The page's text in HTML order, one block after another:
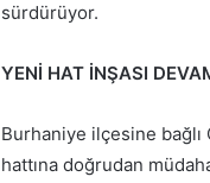
sürdürüyor.
YENİ HAT İNŞASI
Burhaniye ilçesine bağlı
hattına doğrudan